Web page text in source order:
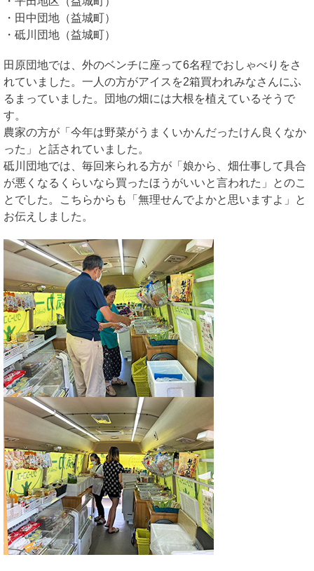
・田中団地（益城町）
・砥川団地（益城町）
田原団地では、外のベンチに座って6名程でおしゃべりをさ
れていました。一人の方がアイスを2箱買われみなさんにふ
るまっていました。団地の畑には大根を植えているそうで
す。
農家の方が「今年は野菜がうまくいかんだったけん良くなか
った」と話されていました。
砥川団地では、毎回来られる方が「娘から、畑仕事して具合
が悪くなるくらいなら買ったほうがいいと言われた」とのこ
とでした。こちらからも「無理せんでよかと思いますよ」と
お伝えしました。